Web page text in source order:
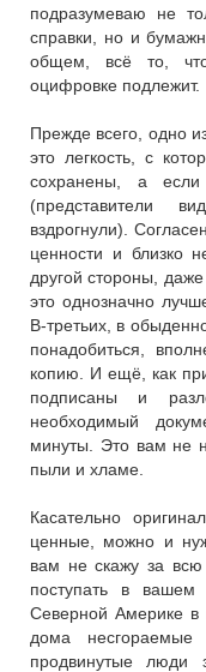
подразумеваю не
справки, но и
общем, всё то,
оцифровке подлежит.
Прежде всего, одно
это легкость, с
сохранены, а
(представители
вздрогнули).
ценности и близко
другой стороны,
это однозначно
В-третьих, в
понадобиться,
копию. И ещё, как
подписаны и
необходимый
минуты. Это вам не
пыли и хламе.
Касательно
ценные, можно и
вам не скажу за
поступать в
Северной Америке в
дома
продвинутые люди